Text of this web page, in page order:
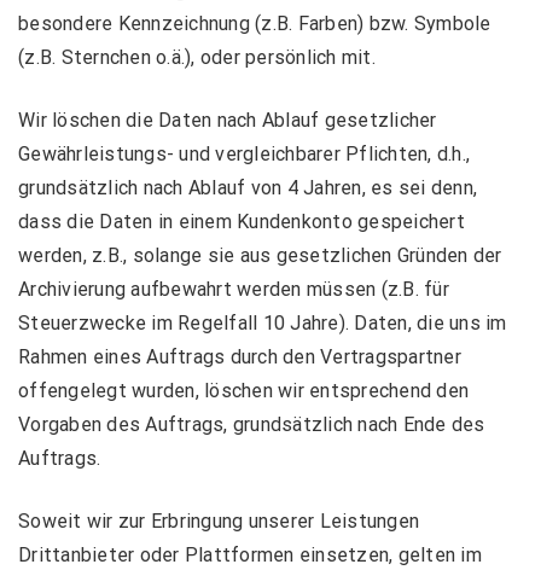
besondere Kennzeichnung (z.B. Farben) bzw. Symbole
(z.B. Sternchen o.ä.), oder persönlich mit.
Wir löschen die Daten nach Ablauf gesetzlicher
Gewährleistungs- und vergleichbarer Pflichten, d.h.,
grundsätzlich nach Ablauf von 4 Jahren, es sei denn,
dass die Daten in einem Kundenkonto gespeichert
werden, z.B., solange sie aus gesetzlichen Gründen der
Archivierung aufbewahrt werden müssen (z.B. für
Steuerzwecke im Regelfall 10 Jahre). Daten, die uns im
Rahmen eines Auftrags durch den Vertragspartner
offengelegt wurden, löschen wir entsprechend den
Vorgaben des Auftrags, grundsätzlich nach Ende des
Auftrags.
Soweit wir zur Erbringung unserer Leistungen
Drittanbieter oder Plattformen einsetzen, gelten im